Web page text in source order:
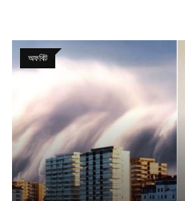
অফবিট